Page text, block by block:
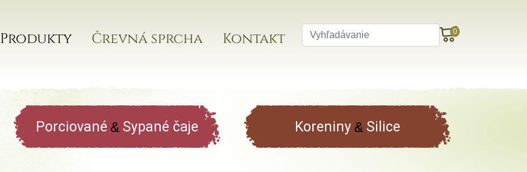
Produkty Črevná sprcha Kontakt 0
Porciované & Sypané čaje Koreniny & Silice